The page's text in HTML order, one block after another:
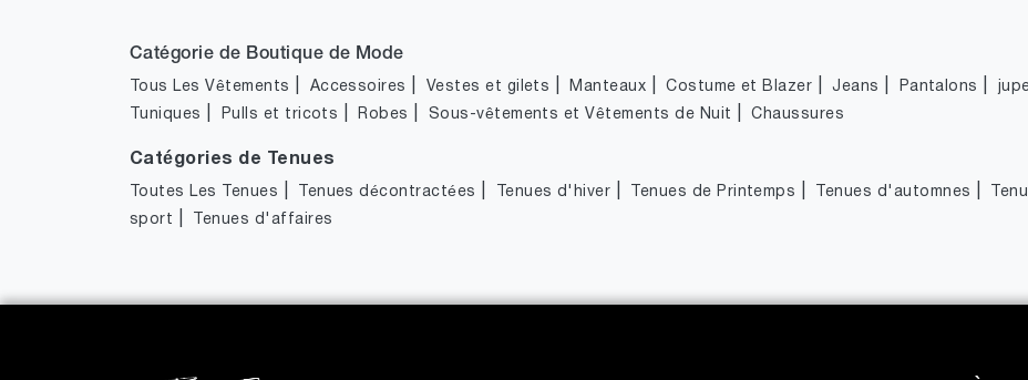
Catégorie de Boutique de Mode
Tous Les Vêtements Accessoires Vestes et gilets Manteaux |Costume et Blazer |Jeans Pantalons
Tuniques
Pulls et tricots Robes Sous-vêtements et Vêtements de Nuit |Chaussures
Catégories de Tenues
Toutes Les Tenues Tenues décontractées Tenues d'hiver Tenues de Printemps Tenues d'automnes
sport
Tenues d'affaires